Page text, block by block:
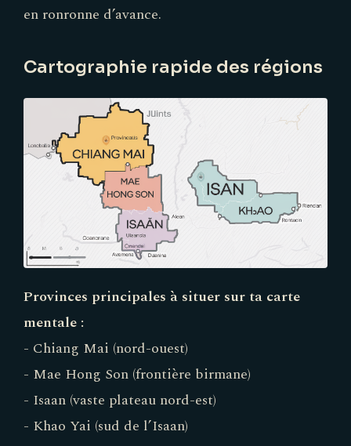
en ronronne d’avance.
Cartographie rapide des régions
Provinces principales à situer sur ta carte
mentale :
- Chiang Mai (nord-ouest)
- Mae Hong Son (frontière birmane)
- Isaan (vaste plateau nord-est)
- Khao Yai (sud de l’Isaan)